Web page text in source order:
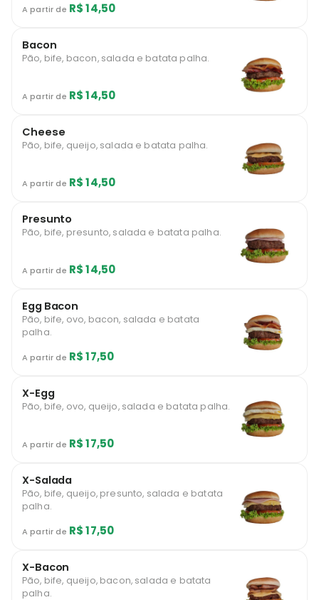
A partir de R$ 14,50
Bacon
Pão, bife, bacon, salada e batata palha.
A partir de R$ 14,50
Cheese
Pão, bife, queijo, salada e batata palha.
A partir de R$ 14,50
Presunto
Pão, bife, presunto, salada e batata palha.
A partir de R$ 14,50
Egg Bacon
Pão, bife, ovo, bacon, salada e batata
palha.
A partir de R$ 17,50
X-Egg
Pão, bife, ovo, queijo, salada e batata palha.
A partir de R$ 17,50
X-Salada
Pão, bife, queijo, presunto, salada e batata
palha.
A partir de R$ 17,50
X-Bacon
Pão, bife, queijo, bacon, salada e batata
palha.